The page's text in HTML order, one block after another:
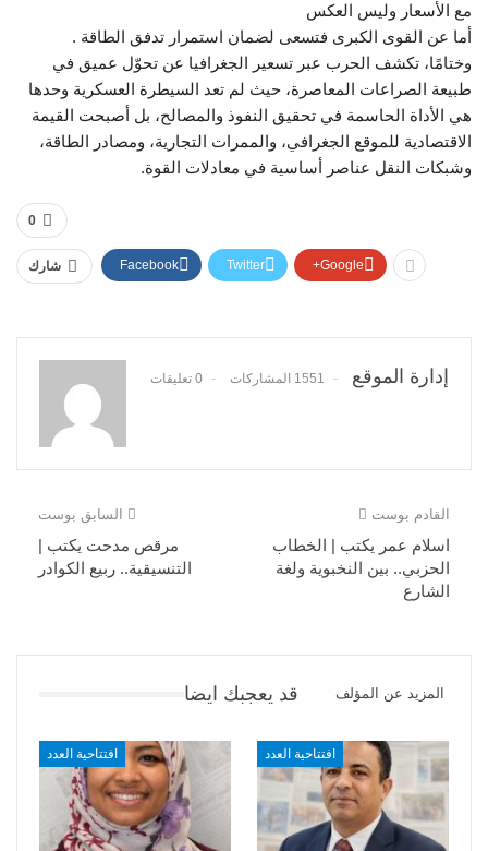
مع الأسعار وليس العكس
أما عن القوى الكبرى فتسعى لضمان استمرار تدفق الطاقة .
وختامًا، تكشف الحرب عبر تسعير الجغرافيا عن تحوّل عميق في
طبيعة الصراعات المعاصرة، حيث لم تعد السيطرة العسكرية وحدها
هي الأداة الحاسمة في تحقيق النفوذ والمصالح، بل أصبحت القيمة
الاقتصادية للموقع الجغرافي، والممرات التجارية، ومصادر الطاقة،
وشبكات النقل عناصر أساسية في معادلات القوة.
0
شارك Facebook Twitter Google+
إدارة الموقع 1551 المشاركات 0 تعليقات
السابق بوست
مرقص مدحت يكتب |
التنسيقية.. ربيع الكوادر
القادم بوست
اسلام عمر يكتب | الخطاب
الحزبي.. بين النخبوية ولغة
الشارع
قد يعجبك ايضا المزيد عن المؤلف
افتتاحية العدد افتتاحية العدد